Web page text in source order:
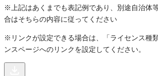
※上記はあくまでも表記例であり、別途自治体
合はそちらの内容に従ってください
※リンクが設定できる場合は、「ライセンス種
ンスページへのリンクを設定してください。